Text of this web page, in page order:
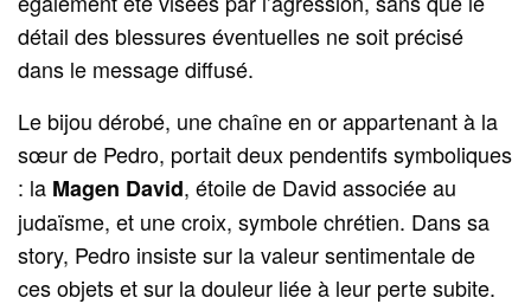
détail des blessures éventuelles ne soit précisé
dans le message diffusé.
Le bijou dérobé, une chaîne en or appartenant à la
sœur de Pedro, portait deux pendentifs symboliques
: la Magen David, étoile de David associée au
judaïsme, et une croix, symbole chrétien. Dans sa
story, Pedro insiste sur la valeur sentimentale de
ces objets et sur la douleur liée à leur perte subite.